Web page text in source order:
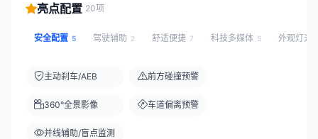
亮点配置 20项
安全配置 5 驾驶辅助 2 舒适便捷 7 科技多媒体 5 外观灯光
主动刹车/AEB
360°全景影像
并线辅助/盲点监测
前方碰撞预警
车道偏离预警